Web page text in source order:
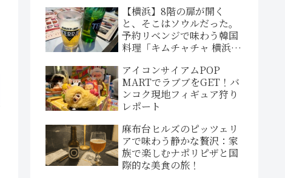
【横浜】8階の扉が開く
と、そこはソウルだった。
予約リベンジで味わう韓国
料理「キムチャチャ 横浜西
アイコンサイアムPOP
MARTでラブブをGET！バ
ンコク現地フィギュア狩り
レポート
麻布台ヒルズのピッツェリ
アで味わう静かな贅沢：家
族で楽しむナポリピザと国
際的な美食の旅！